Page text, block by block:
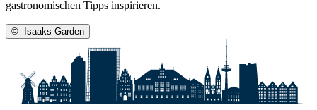
gastronomischen Tipps inspirieren.
© Isaaks Garden